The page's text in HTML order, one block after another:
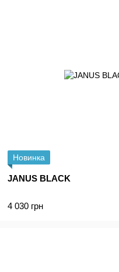
Новинка
JANUS BLACK
4 030 грн